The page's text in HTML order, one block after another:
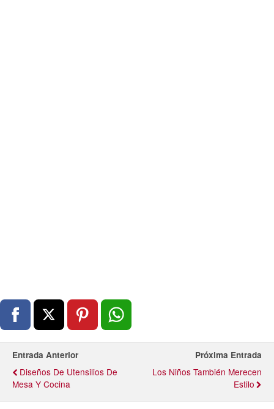
Entrada Anterior
Diseños De Utensilios De
Mesa Y Cocina
Próxima Entrada
Los Niños También Merecen
Estilo